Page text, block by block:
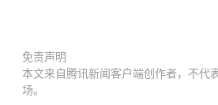
免责声明
本文来自腾讯新闻客户端创作者，不代
场。